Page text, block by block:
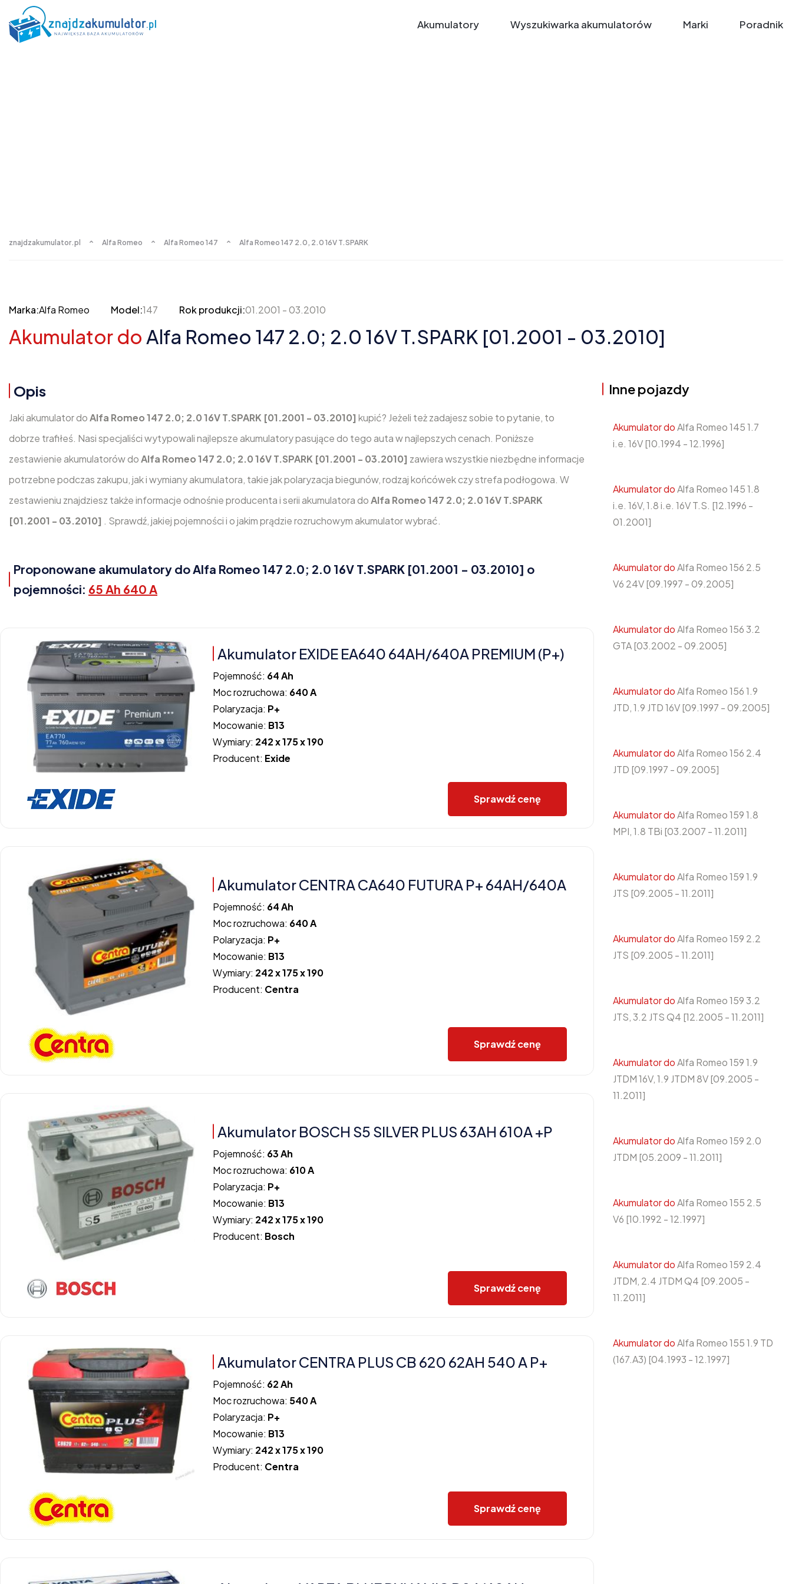
Akumulatory Wyszukiwarka akumulatorów Marki Poradnik
znajdzakumulator.pl Alfa Romeo Alfa Romeo 147 Alfa Romeo 147 2.0, 2.0 16V T.SPARK
Marka:Alfa Romeo Model:147 Rok produkcji:01.2001 - 03.2010
Akumulator do Alfa Romeo 147 2.0; 2.0 16V T.SPARK [01.2001 - 03.2010]
Opis
Jaki akumulator doAlfa Romeo 147 2.0; 2.0 16V T.SPARK [01.2001 - 03.2010] kupić? Jeżeli też zadajesz sobie to pytanie, to
dobrze trafiłeś. Nasi specjaliści wytypowali najlepsze akumulatory pasujące do tego auta w najlepszych cenach. Poniższe
zestawienie akumulatorów doAlfa Romeo 147 2.0; 2.0 16V T.SPARK [01.2001 - 03.2010] zawiera wszystkie niezbędne informacje
potrzebne podczas zakupu, jak i wymiany akumulatora, takie jak polaryzacja biegunów, rodzaj końcówek czy strefa podłogowa. W
zestawieniu znajdziesz także informacje odnośnie producenta i serii akumulatora doAlfa Romeo 147 2.0; 2.0 16V T.SPARK
[01.2001 - 03.2010] . Sprawdź, jakiej pojemności i o jakim prądzie rozruchowym akumulator wybrać.
Proponowane akumulatory do Alfa Romeo 147 2.0; 2.0 16V T.SPARK [01.2001 - 03.2010] o
pojemności: 65 Ah 640 A
Akumulator EXIDE EA640 64AH/640A PREMIUM (P+)
Pojemność: 64 Ah
Moc rozruchowa: 640 A
Polaryzacja: P+
Mocowanie: B13
Wymiary: 242 x 175 x 190
Producent: Exide
Sprawdź cenę
Akumulator CENTRA CA640 FUTURA P+ 64AH/640A
Pojemność: 64 Ah
Moc rozruchowa: 640 A
Polaryzacja: P+
Mocowanie: B13
Wymiary: 242 x 175 x 190
Producent: Centra
Sprawdź cenę
Akumulator BOSCH S5 SILVER PLUS 63AH 610A +P
Pojemność: 63 Ah
Moc rozruchowa: 610 A
Polaryzacja: P+
Mocowanie: B13
Wymiary: 242 x 175 x 190
Producent: Bosch
Sprawdź cenę
Akumulator CENTRA PLUS CB 620 62AH 540 A P+
Pojemność: 62 Ah
Moc rozruchowa: 540 A
Polaryzacja: P+
Mocowanie: B13
Wymiary: 242 x 175 x 190
Producent: Centra
Sprawdź cenę
Inne pojazdy
Akumulator doAlfa Romeo 145 1.7
i.e. 16V [10.1994 - 12.1996]
Akumulator doAlfa Romeo 145 1.8
i.e. 16V, 1.8 i.e. 16V T.S. [12.1996 -
01.2001]
Akumulator doAlfa Romeo 156 2.5
V6 24V [09.1997 - 09.2005]
Akumulator doAlfa Romeo 156 3.2
GTA [03.2002 - 09.2005]
Akumulator doAlfa Romeo 156 1.9
JTD, 1.9 JTD 16V [09.1997 - 09.2005]
Akumulator doAlfa Romeo 156 2.4
JTD [09.1997 - 09.2005]
Akumulator doAlfa Romeo 159 1.8
MPI, 1.8 TBi [03.2007 - 11.2011]
Akumulator doAlfa Romeo 159 1.9
JTS [09.2005 - 11.2011]
Akumulator doAlfa Romeo 159 2.2
JTS [09.2005 - 11.2011]
Akumulator doAlfa Romeo 159 3.2
JTS, 3.2 JTS Q4 [12.2005 - 11.2011]
Akumulator doAlfa Romeo 159 1.9
JTDM 16V, 1.9 JTDM 8V [09.2005 -
11.2011]
Akumulator doAlfa Romeo 159 2.0
JTDM [05.2009 - 11.2011]
Akumulator doAlfa Romeo 155 2.5
V6 [10.1992 - 12.1997]
Akumulator doAlfa Romeo 159 2.4
JTDM, 2.4 JTDM Q4 [09.2005 -
11.2011]
Akumulator doAlfa Romeo 155 1.9 TD
(167.A3) [04.1993 - 12.1997]